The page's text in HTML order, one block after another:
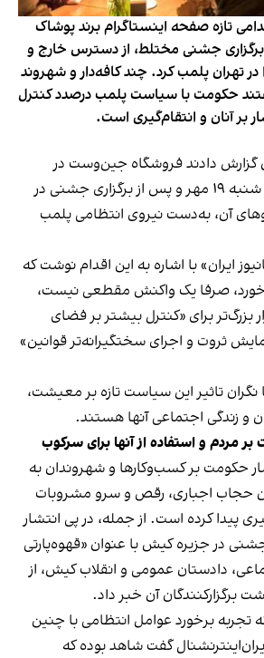
تازه صفحه اینستاگرام برند پوشاک
جشنی مختلط، از دسترس خارج و
تهران پلمب کرد. چند کافه‌‌دار و شهروند
حکومت با سیاست پلمب درصدد کنترل
بر آنان و انتقام‌گیری است.
گزارش دادند فروشگاه جین‌وست در
خیابان فرشته تهران، شنبه ۱۹ مهر و پس از برگزاری جشنی در
آن، به‌دست نیروی انتظامی پلمب
ایران» با اشاره به این اقدام نوشت که
صرفا یک واکنش مقطعی نیست،
بزرگ‌تر برای «کنترل بیشتر بر فضای
ثروت و اجرای سختگیرانه‌تر قوانین»
تاثیر این سیاست‌ تازه بر معیشت،
و زندگی اجتماعی آنها هستند.
مردم و استفاده از آنها برای سرکوب
حکومت بر کسب‌وکارها و شهروندان به
حجاب اجباری، رقص و سرو مشروبات
پیدا کرده است. از جمله، در پی انتشار
جشنی در جزیره کیش با عنوان «قهوه‌پارتی
دادستان عمومی و انقلاب کیش، از
برگزارکنندگان آن خبر داد.
تجربه برخورد عوامل انتظامی با چنین
گفت شاهد بوده که